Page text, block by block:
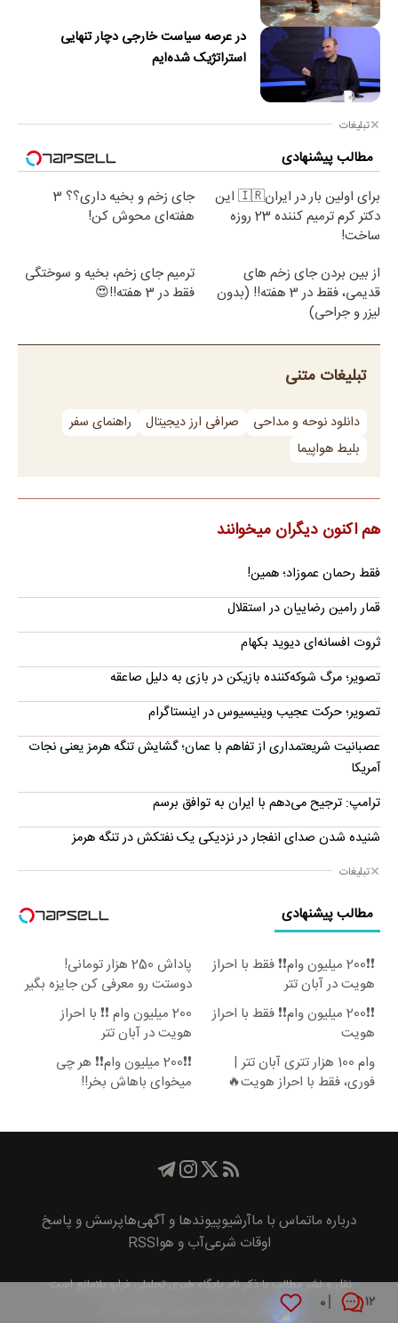
۱۲ ۰
در عرصه سیاست خارجی دچار تنهایی
استراتژیک شده‌ایم
تبلیغات
مطالب پیشنهادی
برای اولین بار در ایران🇮🇷 این
دکتر کرم ترمیم کننده 23 روزه
ساخت!
جای زخم و بخیه داری؟؟ 3
هفته‌ای محوش کن!
از بین بردن جای زخم های
قدیمی، فقط در 3 هفته!! (بدون
لیزر و جراحی)
ترمیم جای زخم، بخیه و سوختگی
فقط در 3 هفته!!😍
تبلیغات متنی
دانلود نوحه و مداحی صرافی ارز دیجیتال
راهنمای سفر
بلیط هواپیما
هم اکنون دیگران میخوانند
فقط رحمان عموزاد؛ همین!
قمار رامین رضاییان در استقلال
ثروت افسانه‌‌ای دیوید بکهام
تصویر؛ مرگ شوکه‌کننده بازیکن در بازی به دلیل صاعقه
تصویر؛ حرکت عجیب وینیسیوس در اینستاگرام
عصبانیت شریعتمداری از تفاهم با عمان؛ گشایش تنگه هرمز یعنی نجات
آمریکا
ترامپ: ترجیح می‌دهم با ایران به توافق برسم
شنیده شدن صدای انفجار در نزدیکی یک نفتکش در تنگه هرمز
تبلیغات
مطالب پیشنهادی
❗❗200 میلیون وام❗❗ فقط با احراز
هویت در آبان تتر
پاداش 250 هزار تومانی!
دوستت رو معرفی کن جایزه بگیر
😍
❗❗200 میلیون وام❗❗ فقط با احراز
هویت
200 میلیون وام ❗❗ با احراز
هویت در آبان تتر
وام 100 هزار تتری آبان تتر |
فوری، فقط با احراز هویت🔥
❗❗200 میلیون وام❗❗ هر چی
میخوای باهاش بخر!!
درباره ماتماس با ماآرشیوپیوند‌ها و آگهی‌هاپرسش و پاسخ
اوقات شرعیآب و هواRSS
نقل و نشر مطالب با ذکر نامپايگاه خبری تحليلی فراروبلامانع است.